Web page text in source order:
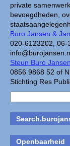
private
bevoegdheden,
Buro Jansen &
020-6123202, 06-
Steun Buro
0856 9868 52 of
Stichting Res
Openbaarheid